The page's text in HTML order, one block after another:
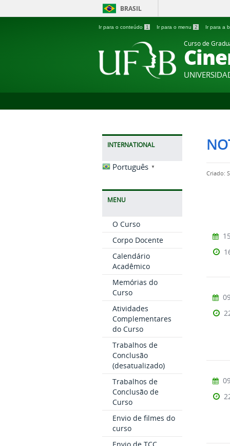
BRASIL
Ir para o conteúdo 1 Ir para o menu 2 Ir para a
Curso de
INTERNATIONAL
Português ▼
MENU
O Curso
Corpo Docente
Calendário
Acadêmico
Memórias do
Curso
Atividades
Complementares
do Curso
Trabalhos de
Conclusão
(desatualizado)
Trabalhos de
Conclusão de
Curso
Envio de filmes do
curso
Criado: